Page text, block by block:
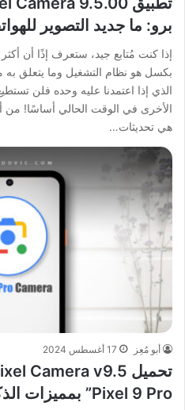
برو: ما جديد التصوير
إذا كنت مُتابع جيد، ستعرف إذًا أن
بكسل هو نظام التشغيل وما يتعلق به
الذي إذا اعتمدنا عليه وحده فلن
الأخرى في الوقت الحالي أساسًا! من
هي تحديثات…
أبو مُعِز 17 أغسطس 2024
Pixel 9 Pro” بمميزات الذكاء الاصطناعي!